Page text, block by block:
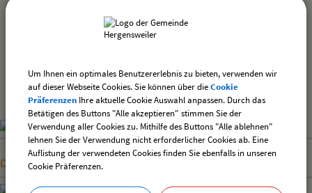
Dokumentation zur DSGVO 2022
Um Ihnen ein optimales Benutzererlebnis zu bieten, verwenden wir
auf dieser Webseite Cookies. Sie können über dieCookie
Präferenzen Ihre aktuelle Cookie Auswahl anpassen. Durch das
Betätigen des Buttons "Alle akzeptieren" stimmen Sie der
Verwendung aller Cookies zu. Mithilfe des Buttons "Alle ablehnen"
lehnen Sie der Verwendung nicht erforderlicher Cookies ab. Eine
Auflistung der verwendeten Cookies finden Sie ebenfalls in unseren
Cookie Präferenzen.